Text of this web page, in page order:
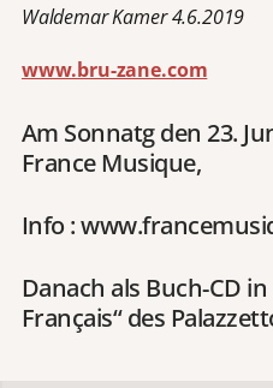
Waldemar Kamer 4.6.2019
www.bru-zane.com
Am Sonnatg den 23.
France Musique,
Info :
Danach als Buch-CD
Français“ des